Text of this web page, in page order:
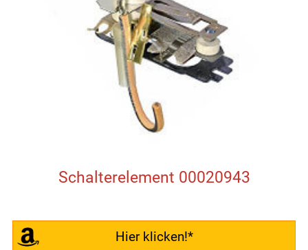
Schalterelement 00020943
Hier klicken!*